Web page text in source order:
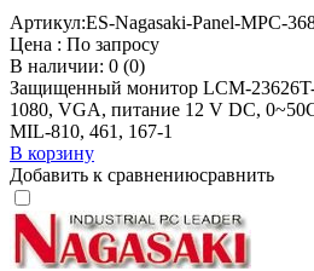
Артикул:ES-Nagasaki-Panel-MPC-
Цена : По запросу
В наличии: 0 (0)
Защищенный монитор LCM-
1080, VGA, питание 12 V DC,
MIL-810, 461, 167-1
В корзину
Добавить к сравнениюсравнить